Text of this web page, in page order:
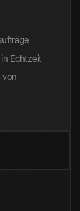
Echtzeit
von